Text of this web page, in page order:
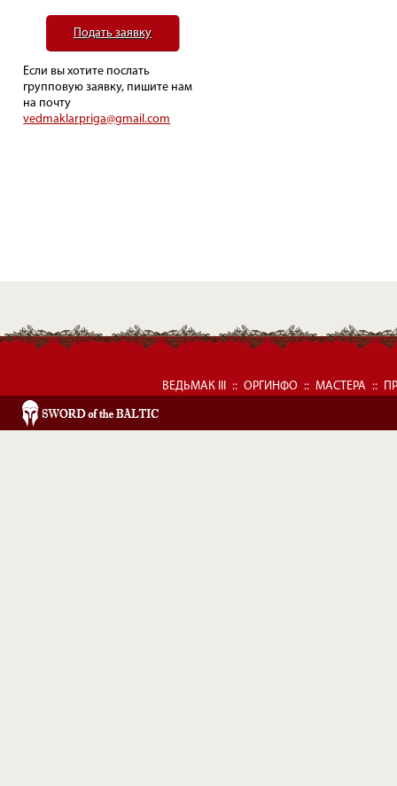
Подать заявку
Если вы хотите послать
групповую заявку, пишите нам
на почту
vedmaklarpriga@gmail.com
ВЕДЬМАК III :: ОРГИНФО :: МАСТЕРА ::